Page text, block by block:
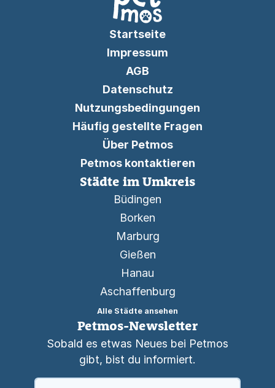
Startseite
Impressum
AGB
Datenschutz
Nutzungsbedingungen
Häufig gestellte Fragen
Über Petmos
Petmos kontaktieren
Städte im Umkreis
Büdingen
Borken
Marburg
Gießen
Hanau
Aschaffenburg
Alle Städte ansehen
Petmos-Newsletter
Sobald es etwas Neues bei Petmos
gibt, bist du informiert.